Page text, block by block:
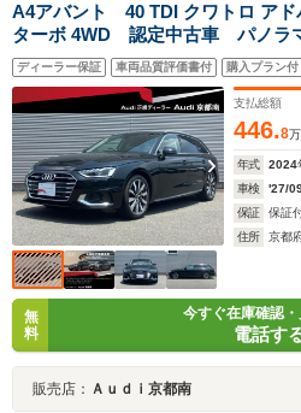
A4アバント 40 TDI クワトロ アド
ターボ 4WD 認定中古車 パノラ
ャルレザー Bang&olufsen ダンピ
ポーツサスペンション マトリク
コンフォートパッケージ サラウ
ークアシスト
ディーラー保証 車両品質評価書付 購入プラン付
支払総額
446.8
年式 2024
車検
'27/
保証
保証
住所
京都
無
料
今すぐ在庫確認
電話す
販売店： Ａｕｄｉ京都南